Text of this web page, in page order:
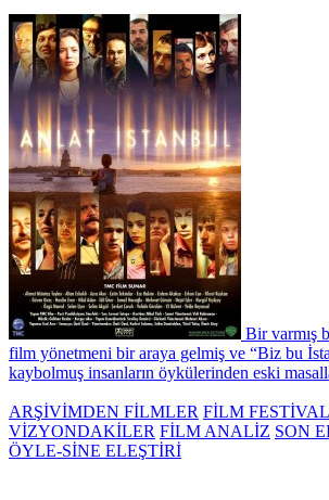
Bir varmış
film yönetmeni bir araya gelmiş ve “Biz bu
kaybolmuş insanların öykülerinden eski
ARŞİVİMDEN FİLMLER FİLM
VİZYONDAKİLER FİLM ANALİZ SON
ÖYLE-SİNE ELEŞTİRİ